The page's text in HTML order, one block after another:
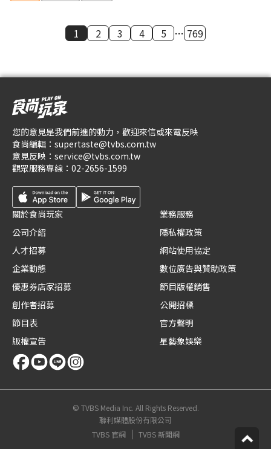
1 2 3 4 5 … 769
您的意見是我們前進的動力，歡迎來信或來電反映
食尚編輯： supertaste@tvbs.com.tw
意見反映： service@tvbs.com.tw
觀眾服務專線： 02-2656-1599
關於食尚玩家
公司介紹
人才招募
企業動態
優惠券店家招募
創作者招募
節目表
版權宣告
業務服務
隱私權政策
網站使用協定
數位廣告與贊助政策
節目版權銷售
公開招標
官方聲明
星藝象娛樂
© TVBS Media Inc. All Rights Reserved.
聯利媒體股份有限公司
TVBS 官網
TVBS 新聞網